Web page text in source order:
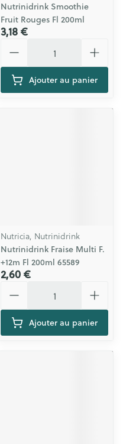
Nutrinidrink Smoothie
Fruit Rouges Fl 200ml
3,18 €
Ajouter au panier
Nutricia, Nutrinidrink
Nutrinidrink Fraise Multi F.
+12m Fl 200ml 65589
2,60 €
Ajouter au panier